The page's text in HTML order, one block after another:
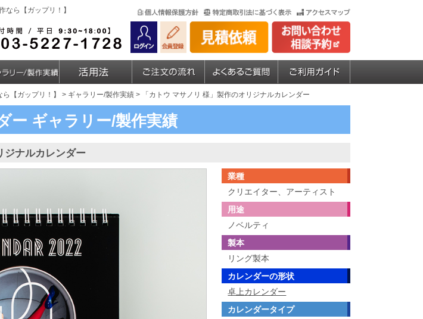
なら【ガップリ！】
【ガップリ！】 > ギャラリー/製作実績 > 「カトウ マサノリ 様」製作のオリジナルカレンダー
ー ギャラリー/製作実績
ジナルカレンダー
業種
クリエイター、アーティスト
用途
ノベルティ
製本
リング製本
カレンダーの形状
卓上カレンダー
カレンダータイプ